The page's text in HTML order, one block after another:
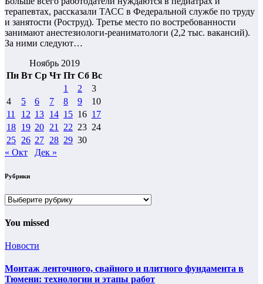
терапевтах, рассказали ТАСС в Федеральной службе по труду
и занятости (Роструд). Третье место по востребованности
занимают анестезиологи-реаниматологи (2,2 тыс. вакансий).
За ними следуют…
Ноябрь 2019
Пн Вт Ср Чт Пт Сб Вс
1
2
3
4
5 6 7 8 9
10
11
12 13 14 15 16 17
18 19 20 21 22 23 24
25 26 27 28 29 30
« Окт
Дек »
Рубрики
Рубрики
You missed
Новости
Монтаж ленточного, свайного и плитного фундамента в
Тюмени: технологии и этапы работ